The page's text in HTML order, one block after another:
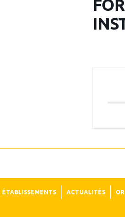
ÉTABLISSEMENTS ACTUALITÉS